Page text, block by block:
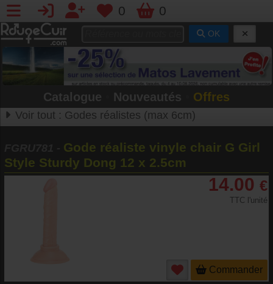
0 0
OK
Catalogue Nouveautés Offres
Voir tout : Godes réalistes (max 6cm)
Gode réaliste vinyle chair G Girl
Style Sturdy Dong 12 x 2.5cm
14.00 €
TTC l'unité
Commander